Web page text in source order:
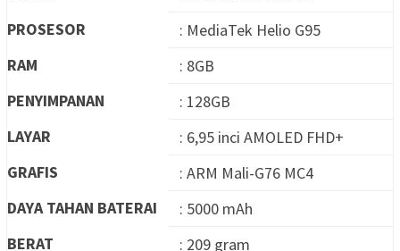
PROSESOR
: MediaTek Helio G95
RAM
: 8GB
PENYIMPANAN
: 128GB
LAYAR
: 6,95 inci AMOLED FHD+
GRAFIS
: ARM Mali-G76 MC4
DAYA TAHAN BATERAI
: 5000 mAh
BERAT
: 209 gram